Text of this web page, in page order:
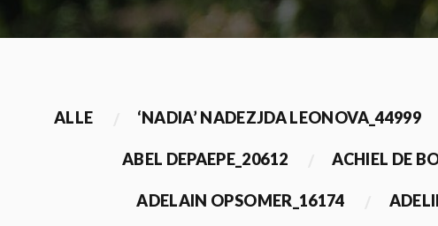
ALLE ‘NADIA’ NADEZJDA LEONOVA_44999
ABEL DEPAEPE_20612 ACHIEL DE
ADELAIN OPSOMER_16174